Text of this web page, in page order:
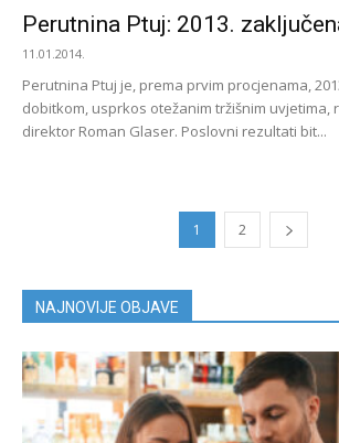
Perutnina Ptuj: 2013.
11.01.2014.
Perutnina Ptuj je, prema prvim procjenama,
dobitkom, usprkos otežanim tržišnim uvjetima,
direktor Roman Glaser. Poslovni rezultati bit...
1 2
NAJNOVIJE OBJAVE